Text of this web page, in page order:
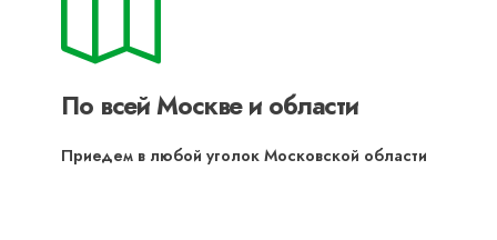
По всей Москве и области
Приедем в любой уголок Московской области